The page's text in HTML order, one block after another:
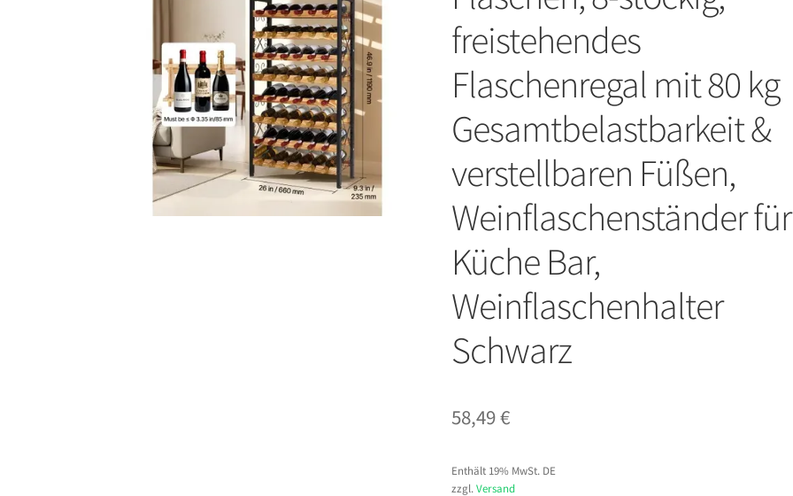
freistehendes
Flaschenregal mit 80 kg
Gesamtbelastbarkeit &
verstellbaren Füßen,
Weinflaschenständer für
Küche Bar,
Weinflaschenhalter
Schwarz
58,49€
Enthält 19% MwSt. DE
zzgl.Versand